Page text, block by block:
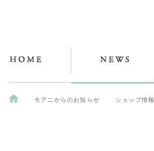
モアニからのお知らせ ショップ情報